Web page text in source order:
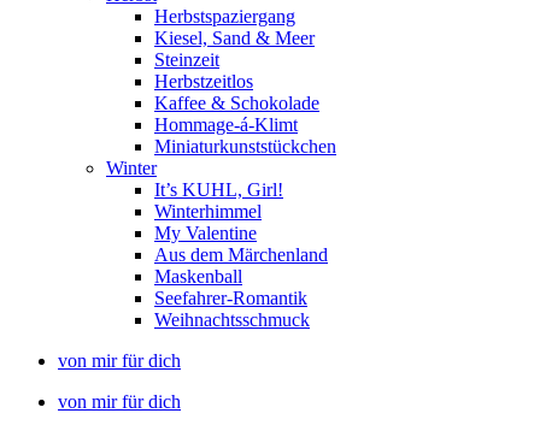
Herbstspaziergang
Kiesel, Sand & Meer
Steinzeit
Herbstzeitlos
Kaffee & Schokolade
Hommage-á-Klimt
Miniaturkunststückchen
Winter
It’s KUHL, Girl!
Winterhimmel
My Valentine
Aus dem Märchenland
Maskenball
Seefahrer-Romantik
Weihnachtsschmuck
von mir für dich
von mir für dich